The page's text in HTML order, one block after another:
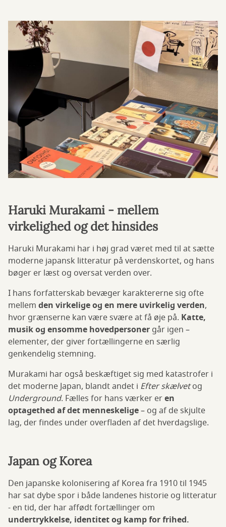
Haruki Murakami - mellem
virkelighed og det hinsides
Haruki Murakami har i høj grad været med til at sætte
moderne japansk litteratur på verdenskortet, og hans
bøger er læst og oversat verden over.
I hans forfatterskab bevæger karaktererne sig ofte
mellem den virkelige og en mere uvirkelig verden,
hvor grænserne kan være svære at få øje på. Katte,
musik og ensomme hovedpersoner går igen –
elementer, der giver fortællingerne en særlig
genkendelig stemning.
Murakami har også beskæftiget sig med katastrofer i
det moderne Japan, blandt andet i Efter skælvetog
Underground. Fælles for hans værker eren
optagethed af det menneskelige– og af de skjulte
lag, der findes under overfladen af det hverdagslige.
Japan og Korea
Den japanske kolonisering af Korea fra 1910 til 1945
har sat dybe spor i både landenes historie og litteratur
- en tid, der har affødt fortællinger om
undertrykkelse, identitet og kamp for frihed.